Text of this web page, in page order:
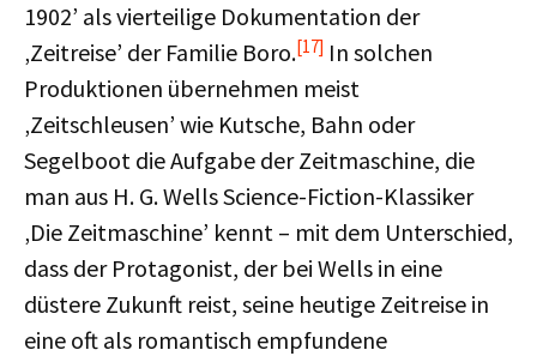
1902’ als vierteilige Dokumentation der
‚Zeitreise’ der Familie Boro.[17] In solchen
Produktionen übernehmen meist
‚Zeitschleusen’ wie Kutsche, Bahn oder
Segelboot die Aufgabe der Zeitmaschine, die
man aus H. G. Wells Science-Fiction-Klassiker
‚Die Zeitmaschine’ kennt – mit dem Unterschied,
dass der Protagonist, der bei Wells in eine
düstere Zukunft reist, seine heutige Zeitreise in
eine oft als romantisch empfundene